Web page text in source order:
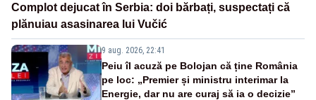
Complot dejucat în Serbia: doi bărbați, suspectați că
plănuiau asasinarea lui Vučić
9 aug. 2026, 22:41
Peiu îl acuză pe Bolojan că ține România
pe loc: „Premier și ministru interimar la
Energie, dar nu are curaj să ia o decizie”